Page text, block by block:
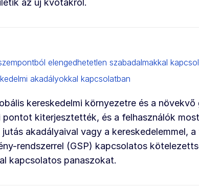
az új kvótákról.
elengedhetetlen szabadalmakkal
akadályokkal kapcsolatban
kereskedelmi környezetre és a
pontot kiterjesztették, és a felhasználók
akadályaival vagy a kereskedelemmel,
rendszerrel (GSP) kapcsolatos
kapcsolatos panaszokat.